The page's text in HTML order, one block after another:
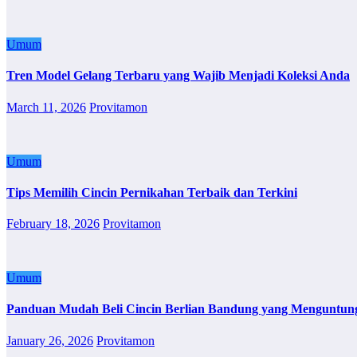
Umum
Tren Model Gelang Terbaru yang Wajib Menjadi Koleksi Anda
March 11, 2026 Provitamon
Umum
Tips Memilih Cincin Pernikahan Terbaik dan Terkini
February 18, 2026 Provitamon
Umum
Panduan Mudah Beli Cincin Berlian Bandung yang
January 26, 2026 Provitamon